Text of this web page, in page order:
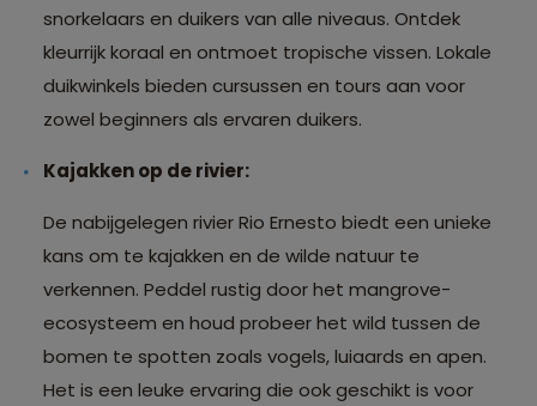
snorkelaars en duikers van alle niveaus. Ontdek
kleurrijk koraal en ontmoet tropische vissen. Lokale
duikwinkels bieden cursussen en tours aan voor
zowel beginners als ervaren duikers.
Kajakken op de rivier:
De nabijgelegen rivier Rio Ernesto biedt een unieke
kans om te kajakken en de wilde natuur te
verkennen. Peddel rustig door het mangrove-
ecosysteem en houd probeer het wild tussen de
bomen te spotten zoals vogels, luiaards en apen.
Het is een leuke ervaring die ook geschikt is voor